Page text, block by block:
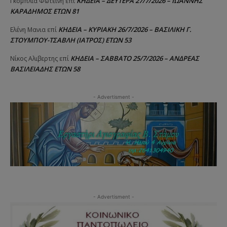
ΚΑΡΑΔΗΜΟΣ ΕΤΩΝ 81
Ελένη Μανια επί ΚΗΔΕΙΑ – ΚΥΡΙΑΚΗ 26/7/2026 – ΒΑΣΙΛΙΚΗ Γ.
ΣΤΟΥΜΠΟΥ-ΤΣΑΒΛΗ (ΙΑΤΡΟΣ) ΕΤΩΝ 53
Νίκος Αλιβερτης επί ΚΗΔΕΙΑ – ΣΑΒΒΑΤΟ 25/7/2026 – ΑΝΔΡΕΑΣ
ΒΑΣΙΛΕΙΑΔΗΣ ΕΤΩΝ 58
- Advertisment -
- Advertisment -